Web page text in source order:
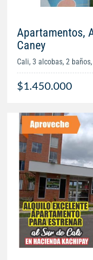
Apartamentos,
Caney
Cali, 3 alcobas, 2
$1.450.000